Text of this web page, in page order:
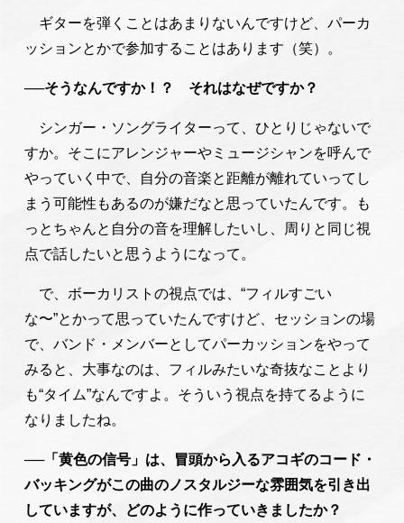
ギターを弾くことはあまりないんですけど、パーカ
ッションとかで参加することはあります（笑）。
──そうなんですか！？ それはなぜですか？
シンガー・ソングライターって、ひとりじゃないで
すか。そこにアレンジャーやミュージシャンを呼んで
やっていく中で、自分の音楽と距離が離れていってし
まう可能性もあるのが嫌だなと思っていたんです。も
っとちゃんと自分の音を理解したいし、周りと同じ視
点で話したいと思うようになって。
で、ボーカリストの視点では、“フィルすごい
な〜”とかって思っていたんですけど、セッションの場
で、バンド・メンバーとしてパーカッションをやって
みると、大事なのは、フィルみたいな奇抜なことより
も“タイム”なんですよ。そういう視点を持てるように
なりましたね。
──「黄色の信号」は、冒頭から入るアコギのコード・
バッキングがこの曲のノスタルジーな雰囲気を引き出
していますが、どのように作っていきましたか？